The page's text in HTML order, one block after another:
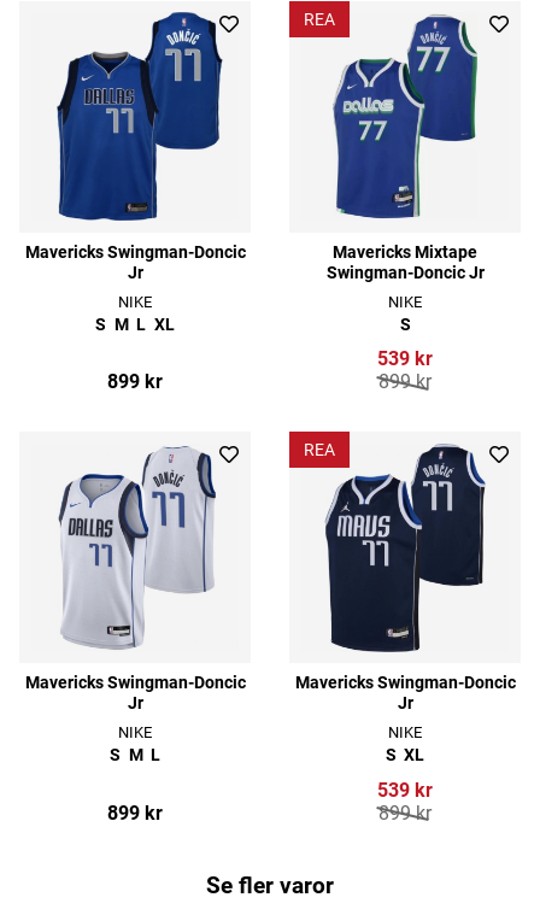
Mavericks Swingman-Doncic
Jr
NIKE
S M L XL
899 kr
REA
Mavericks Mixtape
Swingman-Doncic Jr
NIKE
S
539 kr
899 kr
Mavericks Swingman-Doncic
Jr
NIKE
S M L
899 kr
REA
Mavericks Swingman-Doncic
Jr
NIKE
S XL
539 kr
899 kr
Se fler varor